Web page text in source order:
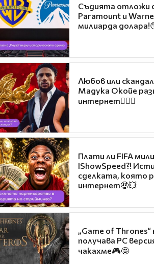
Съдията отложи
Paramount и
милиарда
Любов или
Мадука Окойе
интернет❤️‍🔥🔥
Плати ли FIFA
IShowSpeed?!
сделката, която
интернет🤑💥
„Game of Thrones“
получава PC
чакахме🎮🤩